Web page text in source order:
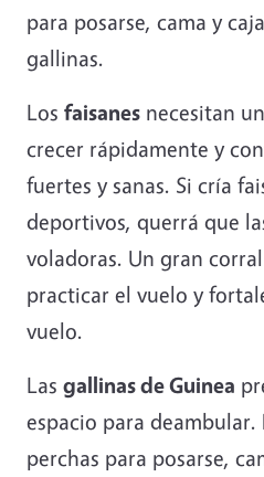
para posarse, cama y
gallinas.
Los faisanes necesitan
crecer rápidamente y
fuertes y sanas. Si cría
deportivos, querrá que
voladoras. Un gran
practicar el vuelo y
vuelo.
Las gallinas de Guinea
espacio para
perchas para posarse,